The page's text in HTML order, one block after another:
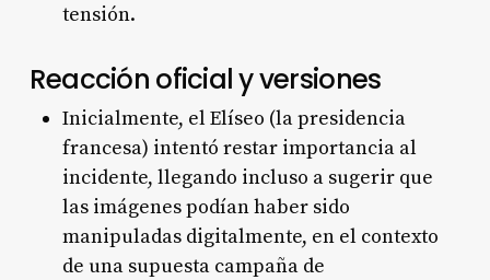
tensión.
Reacción oficial y versiones
Inicialmente, el Elíseo (la presidencia
francesa) intentó restar importancia al
incidente, llegando incluso a sugerir que
las imágenes podían haber sido
manipuladas digitalmente, en el contexto
de una supuesta campaña de